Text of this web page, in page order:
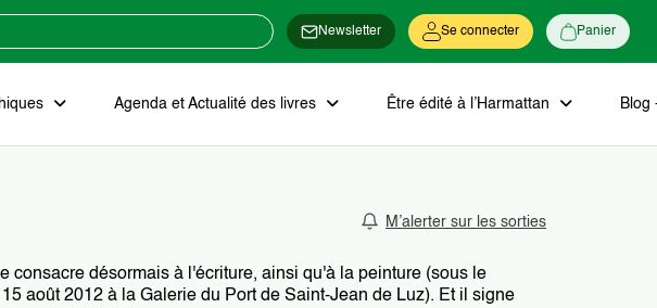
Newsletter Se connecter Panier
Agenda et Actualité des livres Être édité à l’Harmattan Blog
M’alerter sur les sorties
consacre désormais à l'écriture, ainsi qu'à la peinture (sous le
août 2012 à la Galerie du Port de Saint-Jean de Luz). Et il signe